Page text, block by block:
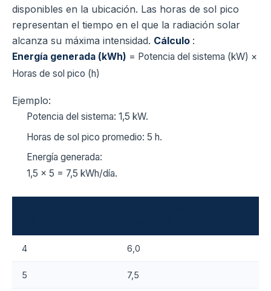
disponibles en la ubicación. Las horas de sol pico
representan el tiempo en el que la radiación solar
alcanza su máxima intensidad. Cálculo :
Energía generada (kWh) = Potencia del sistema (kW) ×
Horas de sol pico (h)
Ejemplo:
Potencia del sistema: 1,5 kW.
Horas de sol pico promedio: 5 h.
Energía generada:
1,5 × 5 = 7,5 kWh/día.
4 6,0
5 7,5